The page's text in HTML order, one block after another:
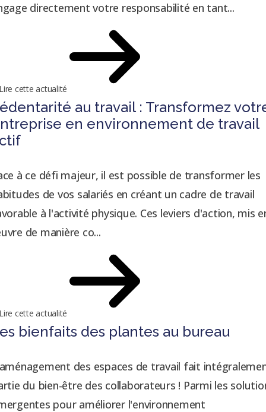
directement votre responsabilité en tant...
cette actualité
au travail : Transformez
en environnement de travail
à ce défi majeur, il est possible de transformer les
de vos salariés en créant un cadre de travail
à l'activité physique. Ces leviers d'action, mis
de manière co...
cette actualité
bienfaits des plantes au bureau
des espaces de travail fait
du bien-être des collaborateurs ! Parmi les
pour améliorer l'environnement